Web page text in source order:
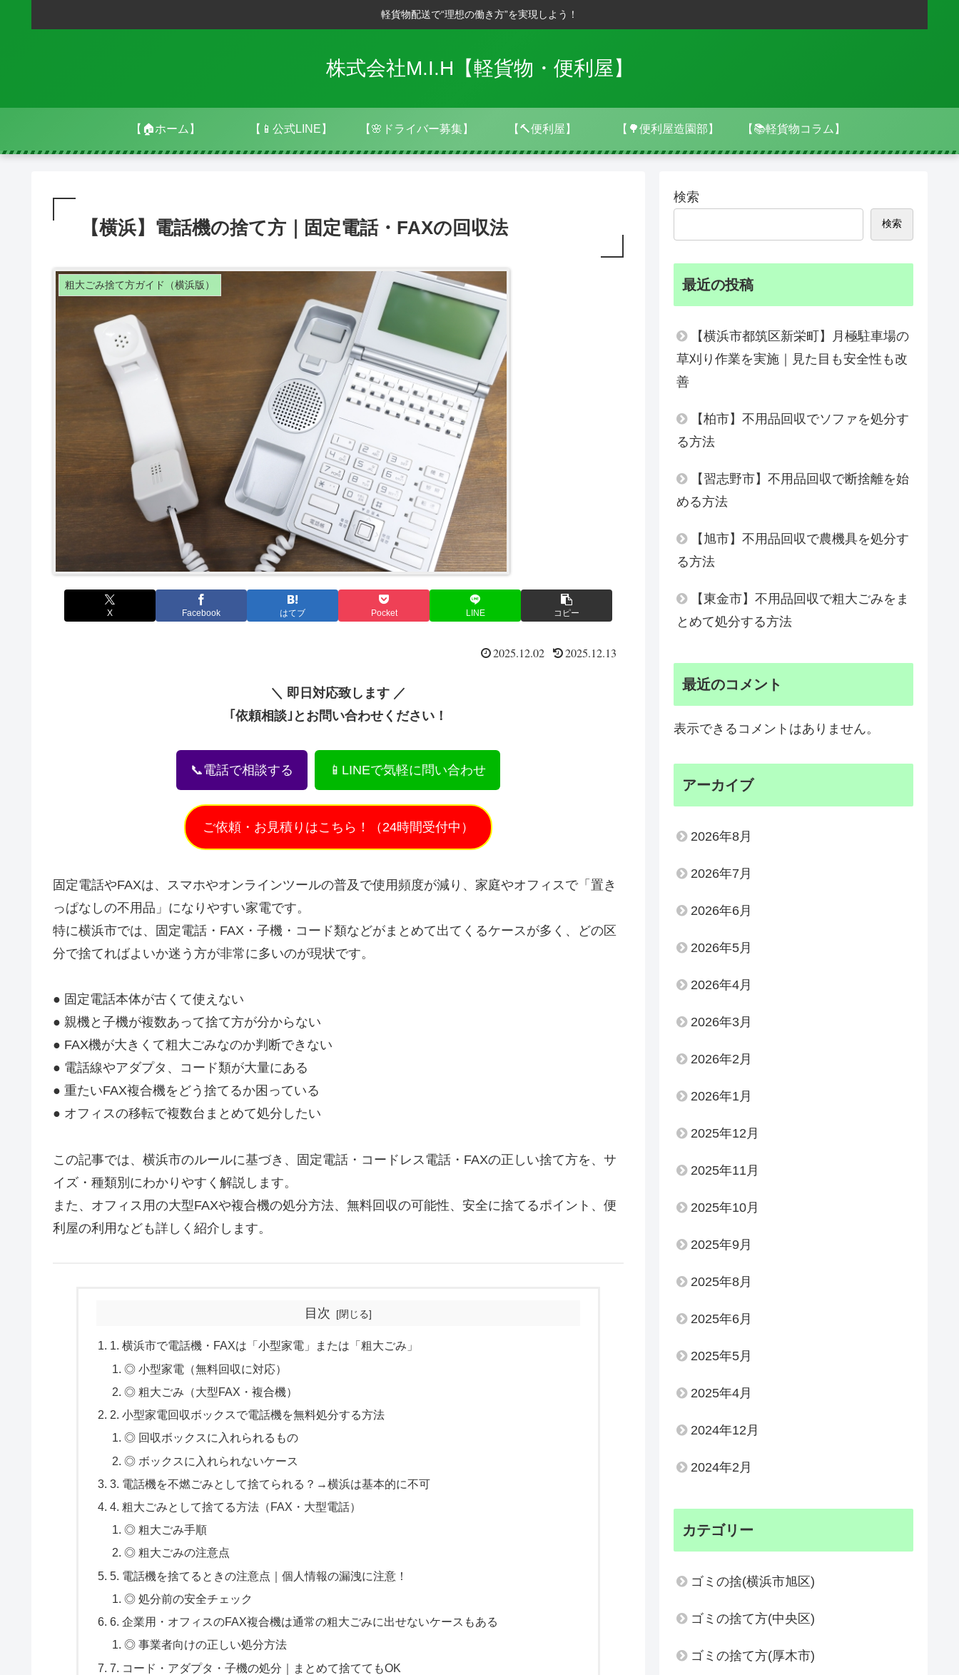
軽貨物配送で“理想の働き方”を実現しよう！
株式会社M.I.H【軽貨物・便利屋】
【🏠ホーム】 【📱公式LINE】 【🌸ドライバー募集】 【🔨便利屋】 【🌳便利屋造園部】 【📚軽貨物コラム】
【横浜】電話機の捨て方｜固定電話・FAXの回収法
粗大ごみ捨て方ガイド（横浜版）
X Facebook はてブ Pocket LINE コピー
2025.12.02 2025.12.13
＼ 即日対応致します ／
｢依頼相談｣とお問い合わせください！
📞電話で相談する 📱LINEで気軽に問い合わせ
ご依頼・お見積りはこちら！（24時間受付中）
固定電話やFAXは、スマホやオンラインツールの普及で使用頻度が減り、家庭やオフィスで「置き
っぱなしの不用品」になりやすい家電です。
特に横浜市では、固定電話・FAX・子機・コード類などがまとめて出てくるケースが多く、どの区
分で捨てればよいか迷う方が非常に多いのが現状です。
● 固定電話本体が古くて使えない
● 親機と子機が複数あって捨て方が分からない
● FAX機が大きくて粗大ごみなのか判断できない
● 電話線やアダプタ、コード類が大量にある
● 重たいFAX複合機をどう捨てるか困っている
● オフィスの移転で複数台まとめて処分したい
この記事では、横浜市のルールに基づき、固定電話・コードレス電話・FAXの正しい捨て方を、サ
イズ・種類別にわかりやすく解説します。
また、オフィス用の大型FAXや複合機の処分方法、無料回収の可能性、安全に捨てるポイント、便
利屋の利用なども詳しく紹介します。
目次
1. 横浜市で電話機・FAXは「小型家電」または「粗大ごみ」
◎ 小型家電（無料回収に対応）
◎ 粗大ごみ（大型FAX・複合機）
2. 小型家電回収ボックスで電話機を無料処分する方法
◎ 回収ボックスに入れられるもの
◎ ボックスに入れられないケース
3. 電話機を不燃ごみとして捨てられる？→横浜は基本的に不可
4. 粗大ごみとして捨てる方法（FAX・大型電話）
◎ 粗大ごみ手順
◎ 粗大ごみの注意点
5. 電話機を捨てるときの注意点｜個人情報の漏洩に注意！
◎ 処分前の安全チェック
6. 企業用・オフィスのFAX複合機は通常の粗大ごみに出せないケースもある
◎ 事業者向けの正しい処分方法
7. コード・アダプタ・子機の処分｜まとめて捨ててもOK
検索
検索
最近の投稿
【横浜市都筑区新栄町】月極駐車場の
草刈り作業を実施｜見た目も安全性も改
善
【柏市】不用品回収でソファを処分す
る方法
【習志野市】不用品回収で断捨離を始
める方法
【旭市】不用品回収で農機具を処分す
る方法
【東金市】不用品回収で粗大ごみをま
とめて処分する方法
最近のコメント
表示できるコメントはありません。
アーカイブ
2026年8月
2026年7月
2026年6月
2026年5月
2026年4月
2026年3月
2026年2月
2026年1月
2025年12月
2025年11月
2025年10月
2025年9月
2025年8月
2025年6月
2025年5月
2025年4月
2024年12月
2024年2月
カテゴリー
ゴミの捨(横浜市旭区)
ゴミの捨て方(中央区)
ゴミの捨て方(厚木市)